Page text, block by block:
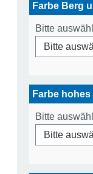
Farbe Berg
Bitte
Farbe
Bitte